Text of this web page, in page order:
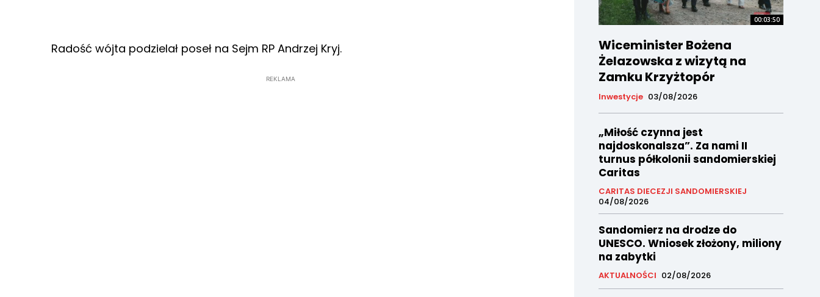
Radość wójta podzielał poseł na Sejm RP Andrzej Kryj.
REKLAMA
00:03:50
Wiceminister Bożena
Żelazowska z wizytą na
Zamku Krzyżtopór
Inwestycje 03/08/2026
„Miłość czynna jest
najdoskonalsza”. Za nami II
turnus półkolonii sandomierskiej
Caritas
CARITAS DIECEZJI SANDOMIERSKIEJ
04/08/2026
Sandomierz na drodze do
UNESCO. Wniosek złożony, miliony
na zabytki
AKTUALNOŚCI 02/08/2026